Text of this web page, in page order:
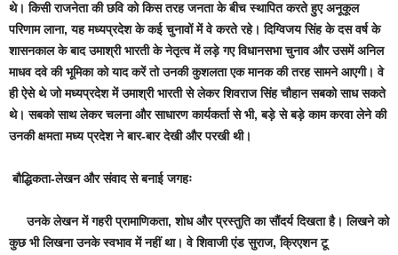
थे। किसी राजनेता की छवि को किस तरह जनता के बीच स्थापित करते हुए अनूकूल
परिणाम लाना, यह मध्यप्रदेश के कई चुनावों में वे करते रहे। दिग्विजय सिंह के दस वर्ष के
शासनकाल के बाद उमाश्री भारती के नेतृत्व में लड़े गए विधानसभा चुनाव और उसमें अनिल
माधव दवे की भूमिका को याद करें तो उनकी कुशलता एक मानक की तरह सामने आएगी। वे
ही ऐसे थे जो मध्यप्रदेश में उमाश्री भारती से लेकर शिवराज सिंह चौहान सबको साध सकते
थे। सबको साथ लेकर चलना और साधारण कार्यकर्ता से भी, बड़े से बड़े काम करवा लेने की
उनकी क्षमता मध्य प्रदेश ने बार-बार देखी और परखी थी।
बौद्धिकता-लेखन और संवाद से बनाई जगहः
उनके लेखन में गहरी प्रामाणिकता, शोध और प्रस्तुति का सौंदर्य दिखता है। लिखने को
कुछ भी लिखना उनके स्वभाव में नहीं था। वे शिवाजी एंड सुराज, क्रिएशन टू